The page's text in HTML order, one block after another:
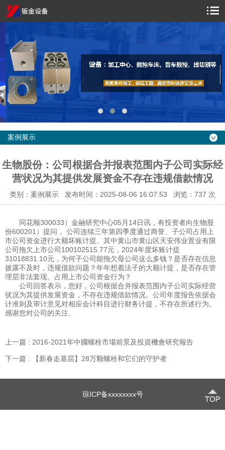
案例展示
生物股份：公司根据合并报表范围内子公司实际经
营状况为其提供发展资金不存在违规借款情况
类别：案例展示 发布时间：2025-08-06 16:07:53 浏览： 737 次
同花顺300033）金融研究中心05月14日讯，有投资者向生物股
份600201）提问， 公司连续三年第四季度通过商誉、子公司占用上
市公司资金进行大额坏账计提。其中黄山市黄山区天安伟业置业有限
公司拖欠上市公司100102515.77元，2024年度坏账计提
31018831.10元，为何子公司能拖欠母公司这么多钱？是否存在信息
披露不及时，违规借款问题？年年想着法子的大额计提，是否存在管
理层非法套现、占用上市公司资金行为？
公司回答表示，您好，公司根据合并报表范围内子公司实际经营
状况为其提供发展资金，不存在违规借款情况。公司年度报告依据会
计准则及审计意见对相应会计科目进行财务计提，不存在所述行为。
感谢您对公司的关注。
上一篇 : 2016-2021年中國螺栓市場前景及投資機會研究報告
下一篇 : 【新春走基层】28万颗螺栓和它们的守护者
琼ICP备xxxxxxxx号